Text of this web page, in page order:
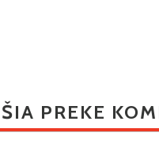
PREKE